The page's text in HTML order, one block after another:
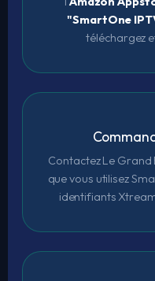
"SmartOne
téléchargez
Contactez Le Grand
que vous utilisez
identifiants